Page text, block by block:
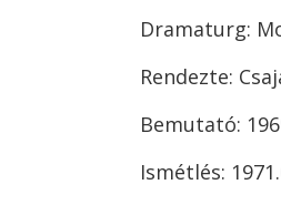
Dramaturg:
Rendezte:
Bemutató:
Ismétlés: